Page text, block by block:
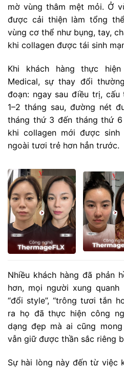
mờ vùng thâm mệt mỏi. Ở
được cải thiện làm tổng
vùng cơ thể như bụng, tay,
khi collagen được tái sinh
Khi khách hàng thực hiện
Medical, sự thay đổi
đoạn: ngay sau điều trị,
1–2 tháng sau, đường nét
tháng thứ 3 đến tháng thứ 6
khi collagen mới được
ngoài tươi trẻ hơn hẳn trước.
Nhiều khách hàng đã phản
hơn, mọi người xung quanh
“đổi style”, “trông tươi tắn
ra họ đã thực hiện công
dạng đẹp mà ai cũng
vẫn giữ được thần sắc riêng
Sự hài lòng này đến từ việc